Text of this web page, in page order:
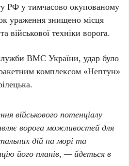
РФ у тимчасово окупованому
ураження знищено місця
військової техніки ворога.
ВМС України, удар було
комплексом «Нептун»
.
військового потенціалу
ворога можливостей для
дій на морі та
його планів, — йдеться в